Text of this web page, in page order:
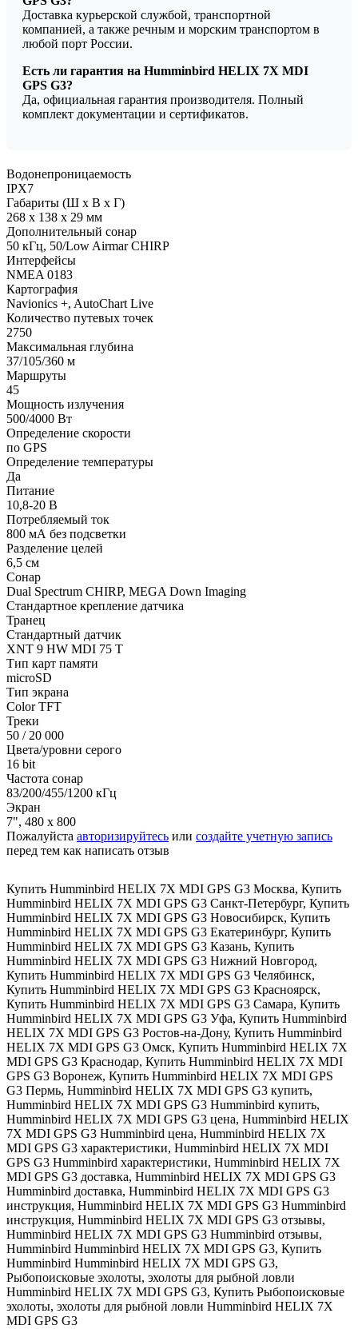
Доставка курьерской службой, транспортной
компанией, а также речным и морским транспортом в
любой порт России.
Есть ли гарантия на Humminbird HELIX 7X MDI
GPS G3?
Да, официальная гарантия производителя. Полный
комплект документации и сертификатов.
Водонепроницаемость
IPX7
Габариты (Ш х В х Г)
268 x 138 x 29 мм
Дополнительный сонар
50 кГц, 50/Low Airmar CHIRP
Интерфейсы
NMEA 0183
Картография
Navionics +, AutoChart Live
Количество путевых точек
2750
Максимальная глубина
37/105/360 м
Маршруты
45
Мощность излучения
500/4000 Вт
Определение скорости
по GPS
Определение температуры
Да
Питание
10,8-20 В
Потребляемый ток
800 мА без подсветки
Разделение целей
6,5 см
Сонар
Dual Spectrum CHIRP, MEGA Down Imaging
Стандартное крепление датчика
Транец
Стандартный датчик
XNT 9 HW MDI 75 T
Тип карт памяти
microSD
Тип экрана
Color TFT
Треки
50 / 20 000
Цвета/уровни серого
16 bit
Частота сонар
83/200/455/1200 кГц
Экран
7", 480 x 800
Пожалуйста авторизируйтесь или создайте учетную запись
перед тем как написать отзыв
Купить Humminbird HELIX 7X MDI GPS G3 Москва, Купить
Humminbird HELIX 7X MDI GPS G3 Санкт-Петербург, Купить
Humminbird HELIX 7X MDI GPS G3 Новосибирск, Купить
Humminbird HELIX 7X MDI GPS G3 Екатеринбург, Купить
Humminbird HELIX 7X MDI GPS G3 Казань, Купить
Humminbird HELIX 7X MDI GPS G3 Нижний Новгород,
Купить Humminbird HELIX 7X MDI GPS G3 Челябинск,
Купить Humminbird HELIX 7X MDI GPS G3 Красноярск,
Купить Humminbird HELIX 7X MDI GPS G3 Самара, Купить
Humminbird HELIX 7X MDI GPS G3 Уфа, Купить Humminbird
HELIX 7X MDI GPS G3 Ростов-на-Дону, Купить Humminbird
HELIX 7X MDI GPS G3 Омск, Купить Humminbird HELIX 7X
MDI GPS G3 Краснодар, Купить Humminbird HELIX 7X MDI
GPS G3 Воронеж, Купить Humminbird HELIX 7X MDI GPS
G3 Пермь, Humminbird HELIX 7X MDI GPS G3 купить,
Humminbird HELIX 7X MDI GPS G3 Humminbird купить,
Humminbird HELIX 7X MDI GPS G3 цена, Humminbird HELIX
7X MDI GPS G3 Humminbird цена, Humminbird HELIX 7X
MDI GPS G3 характеристики, Humminbird HELIX 7X MDI
GPS G3 Humminbird характеристики, Humminbird HELIX 7X
MDI GPS G3 доставка, Humminbird HELIX 7X MDI GPS G3
Humminbird доставка, Humminbird HELIX 7X MDI GPS G3
инструкция, Humminbird HELIX 7X MDI GPS G3 Humminbird
инструкция, Humminbird HELIX 7X MDI GPS G3 отзывы,
Humminbird HELIX 7X MDI GPS G3 Humminbird отзывы,
Humminbird Humminbird HELIX 7X MDI GPS G3, Купить
Humminbird Humminbird HELIX 7X MDI GPS G3,
Рыбопоисковые эхолоты, эхолоты для рыбной ловли
Humminbird HELIX 7X MDI GPS G3, Купить Рыбопоисковые
эхолоты, эхолоты для рыбной ловли Humminbird HELIX 7X
MDI GPS G3